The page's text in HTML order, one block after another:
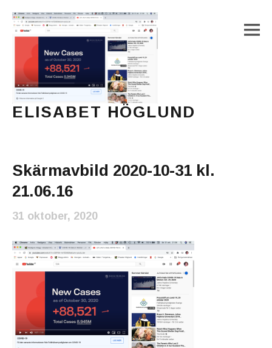
ELISABET HÖGLUND
Skärmavbild 2020-10-31 kl.
21.06.16
31 oktober, 2020